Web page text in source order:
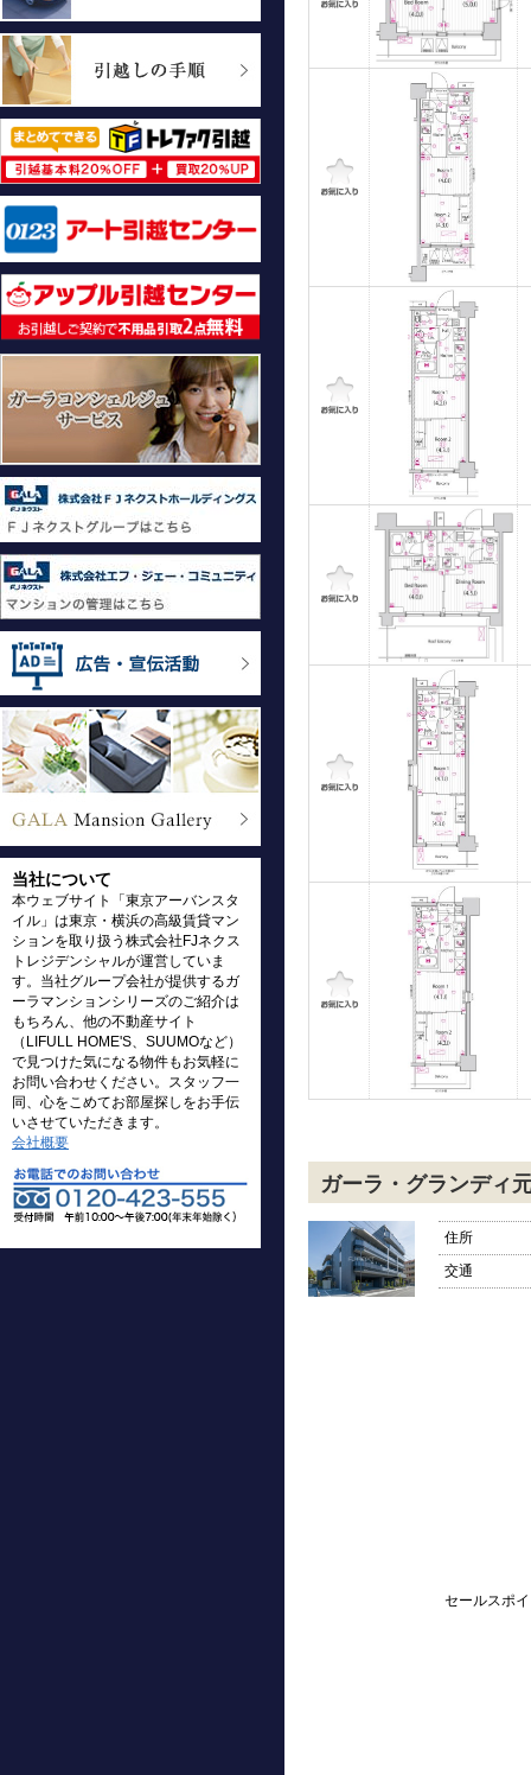
当社について
本ウェブサイト「東京アーバンスタ
イル」は東京・横浜の高級賃貸マン
ションを取り扱う株式会社FJネクス
トレジデンシャルが運営していま
す。当社グループ会社が提供するガ
ーラマンションシリーズのご紹介は
もちろん、他の不動産サイト
（LIFULL HOME'S、SUUMOなど）
で見つけた気になる物件もお気軽に
お問い合わせください。スタッフ一
同、心をこめてお部屋探しをお手伝
いさせていただきます。
会社概要
ガーラ・グランディ
住所
交通
セールスポ